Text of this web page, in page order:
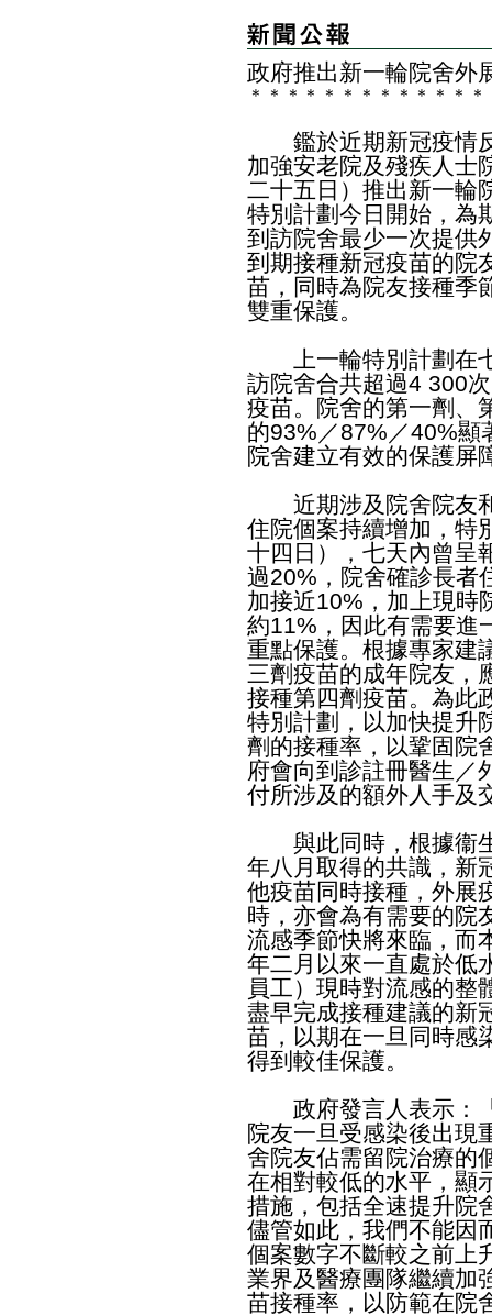
政府推出新一輪院舍外
＊ ＊ ＊ ＊ ＊ ＊ ＊ ＊ ＊ ＊ ＊ ＊ ＊
鑑於近期新冠疫情反
加強安老院及殘疾人士
二十五日）推出新一輪
特別計劃今日開始，為
到訪院舍最少一次提供
到期接種新冠疫苗的院
苗，同時為院友接種季
雙重保護。
上一輪特別計劃在七
訪院舍合共超過4 300
疫苗。院舍的第一劑、
的93%／87%／40%顯
院舍建立有效的保護屏
近期涉及院舍院友和
住院個案持續增加，特
十四日），七天內曾呈
過20%，院舍確診長者
加接近10%，加上現時
約11%，因此有需要進
重點保護。根據專家建
三劑疫苗的成年院友，
接種第四劑疫苗。為此
特別計劃，以加快提升
劑的接種率，以鞏固院
府會向到診註冊醫生／
付所涉及的額外人手及
與此同時，根據衞生
年八月取得的共識，新
他疫苗同時接種，外展
時，亦會為有需要的院
流感季節快將來臨，而
年二月以來一直處於低
員工）現時對流感的整
盡早完成接種建議的新
苗，以期在一旦同時感
得到較佳保護。
政府發言人表示：「
院友一旦受感染後出現
舍院友佔需留院治療的
在相對較低的水平，顯
措施，包括全速提升院
儘管如此，我們不能因
個案數字不斷較之前上
業界及醫療團隊繼續加
苗接種率，以防範在院